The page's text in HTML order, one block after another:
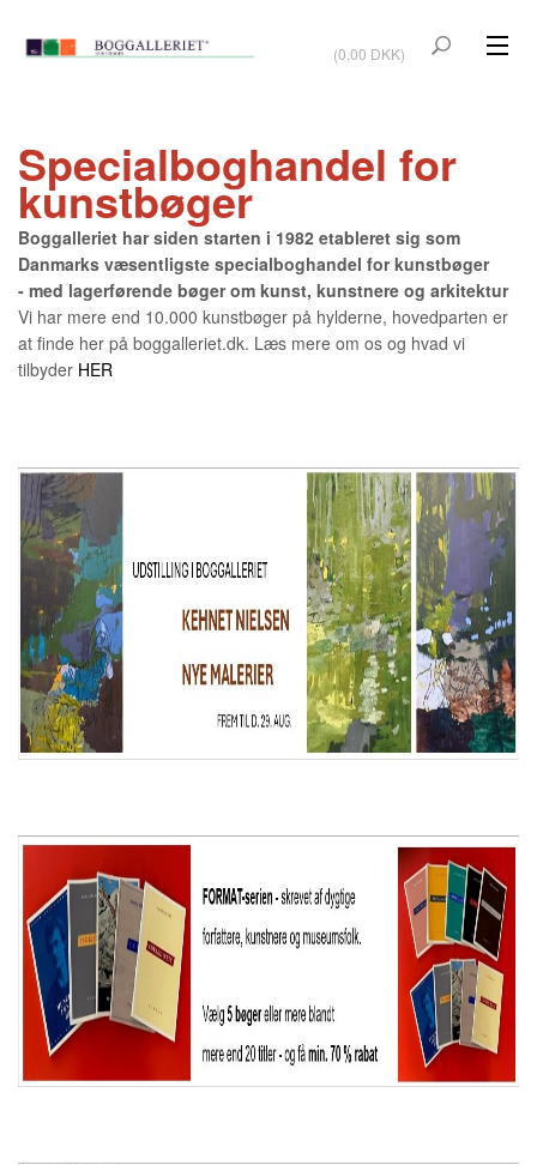
(0,00 DKK)
KUNST
KUNSTKORT
BØGER OM KUNSTNERE
TILBUD
Vis kurv (0,00 DKK)
NYHEDER OM BOGGALLERIET
KONTAKT & ÅBNINSTIDER NYHEDSBREV
UDVIDET SØGNING Salgsbetingelser
Specialboghandel for
kunstbøger
Boggalleriet har siden starten i 1982 etableret sig som
Danmarks væsentligste specialboghandel for kunstbøger
- med lagerførende bøger om kunst, kunstnere og arkitektur
Vi har mere end 10.000 kunstbøger på hylderne, hovedparten er
at finde her på boggalleriet.dk. Læs mere om os og hvad vi
tilbyder HER